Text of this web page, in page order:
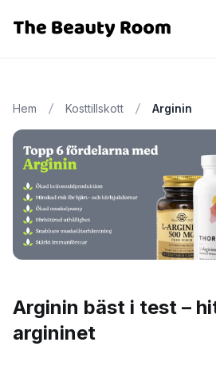
Hem Kosttillskott Arginin
Arginin bäst i test –
argininet